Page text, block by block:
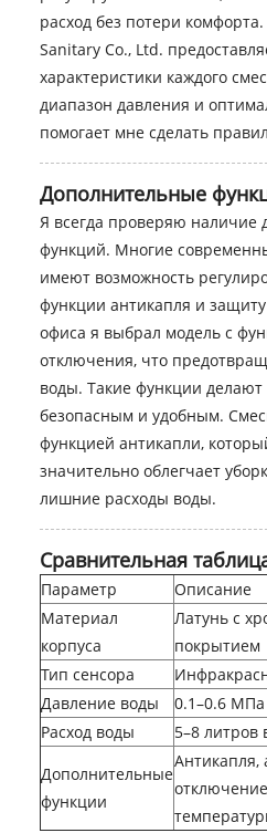
расход без потери
Sanitary Co., Ltd.
характеристики каждого
диапазон давления и
помогает мне сделать
Дополнительные
Я всегда проверяю наличие
функций. Многие
имеют возможность
функции антикапля и
офиса я выбрал модель с
отключения, что
воды. Такие функции делают
безопасным и удобным.
функцией антикапли,
значительно облегчает
лишние расходы воды.
Сравнительная
Параметр
Описание
Материал
корпуса
Латунь с
покрытием
Тип сенсора
Давление воды
0.1–0.6 МПа
Расход воды
5–8 литров
Дополнительные
функции
Антикапля,